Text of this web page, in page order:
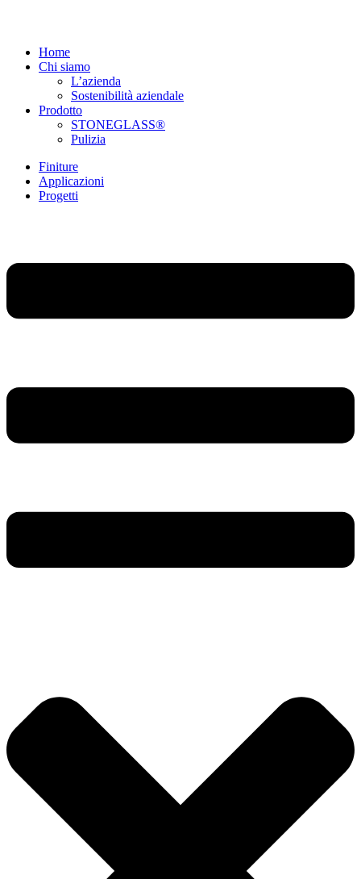
Home
Chi siamo
L’azienda
Sostenibilità aziendale
Prodotto
STONEGLASS®
Pulizia
Finiture
Applicazioni
Progetti